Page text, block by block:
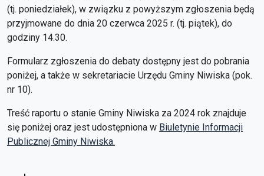
(tj. poniedziałek), w związku z powyższym zgłoszenia będą
przyjmowane do dnia 20 czerwca 2025 r. (tj. piątek), do
godziny 14.30.
Formularz zgłoszenia do debaty dostępny jest do pobrania
poniżej, a także w sekretariacie Urzędu Gminy Niwiska (pok.
nr 10).
Treść raportu o stanie Gminy Niwiska za 2024 rok znajduje
się poniżej oraz jest udostępniona w Biuletynie Informacji
Publicznej Gminy Niwiska.